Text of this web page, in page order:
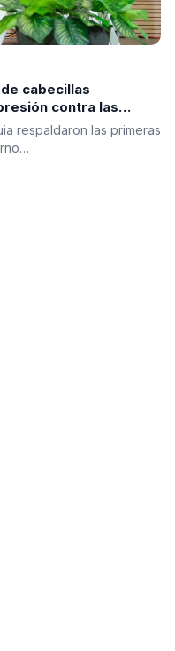
cabecillas
contra las
respaldaron las primeras